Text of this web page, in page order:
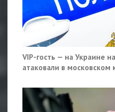
VIP-гость — на Украине
атаковали в московском